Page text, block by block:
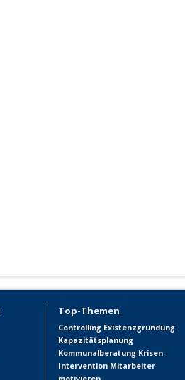
Top-Themen
Controlling Existenzgründung
Kapazitätsplanung
Kommunalberatung Krisen-
Intervention Mitarbeiter